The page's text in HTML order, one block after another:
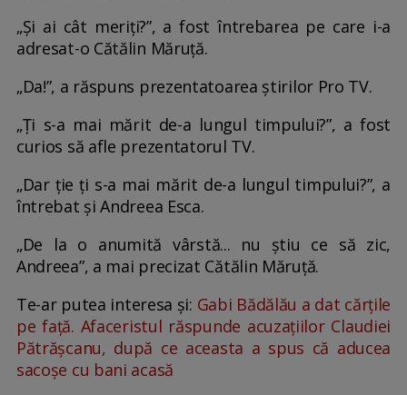
„Și ai cât meriți?”, a fost întrebarea pe care i-a
adresat-o Cătălin Măruță.
„Da!”, a răspuns prezentatoarea știrilor Pro TV.
„Ți s-a mai mărit de-a lungul timpului?”, a fost
curios să afle prezentatorul TV.
„Dar ție ți s-a mai mărit de-a lungul timpului?”, a
întrebat și Andreea Esca.
„De la o anumită vârstă... nu știu ce să zic,
Andreea”, a mai precizat Cătălin Măruță.
Te-ar putea interesa și: Gabi Bădălău a dat cărțile
pe față. Afaceristul răspunde acuzațiilor Claudiei
Pătrășcanu, după ce aceasta a spus că aducea
sacoșe cu bani acasă